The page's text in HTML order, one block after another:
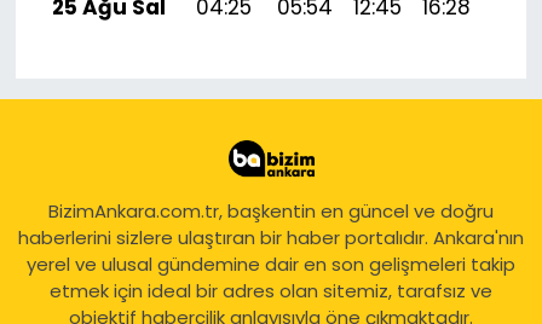
25 Ağu Sal
04:25 05:54 12:45 16:28
BizimAnkara.com.tr, başkentin en güncel ve doğru
haberlerini sizlere ulaştıran bir haber portalıdır. Ankara'nın
yerel ve ulusal gündemine dair en son gelişmeleri takip
etmek için ideal bir adres olan sitemiz, tarafsız ve
objektif habercilik anlayışıyla öne çıkmaktadır.